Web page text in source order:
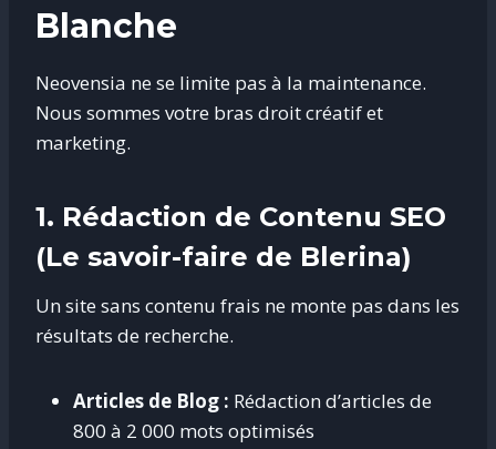
Blanche
Neovensia ne se limite pas à la maintenance.
Nous sommes votre bras droit créatif et
marketing.
1. Rédaction de Contenu SEO
(Le savoir-faire de Blerina)
Un site sans contenu frais ne monte pas dans les
résultats de recherche.
Articles de Blog : Rédaction d’articles de
800 à 2 000 mots optimisés